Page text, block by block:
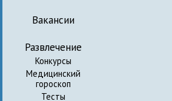
Вакансии
Развлечение
Конкурсы
Медицинский
гороскоп
Тесты